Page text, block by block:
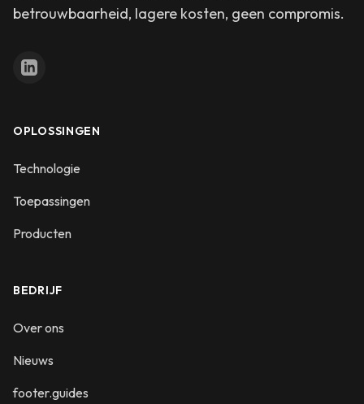
betrouwbaarheid, lagere kosten, geen compromis.
OPLOSSINGEN
Technologie
Toepassingen
Producten
BEDRIJF
Over ons
Nieuws
footer.guides